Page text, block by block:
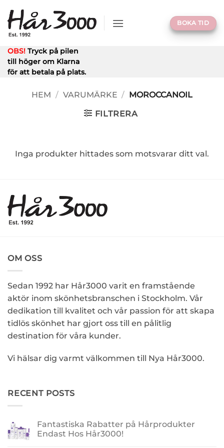
to
content
BOKA TID
OBS! Tryck på pilen
till höger om Klarna
för att betala på plats.
HEM / VARUMÄRKE / MOROCCANOIL
FILTRERA
Inga produkter hittades som motsvarar ditt val.
OM OSS
Sedan 1992 har Hår3000 varit en framstående
aktör inom skönhetsbranschen i Stockholm. Vår
dedikation till kvalitet och vår passion för att skapa
tidlös skönhet har gjort oss till en pålitlig
destination för våra kunder.
Vi hälsar dig varmt välkommen till Nya Hår3000.
RECENT POSTS
Fantastiska Rabatter på Hårprodukter
Endast Hos Hår3000!